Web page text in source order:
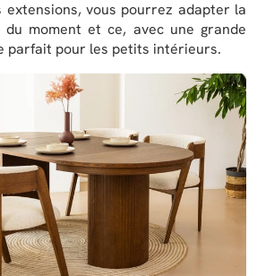
extensions, vous pourrez adapter la
moment et ce, avec une grande
parfait pour les petits intérieurs.